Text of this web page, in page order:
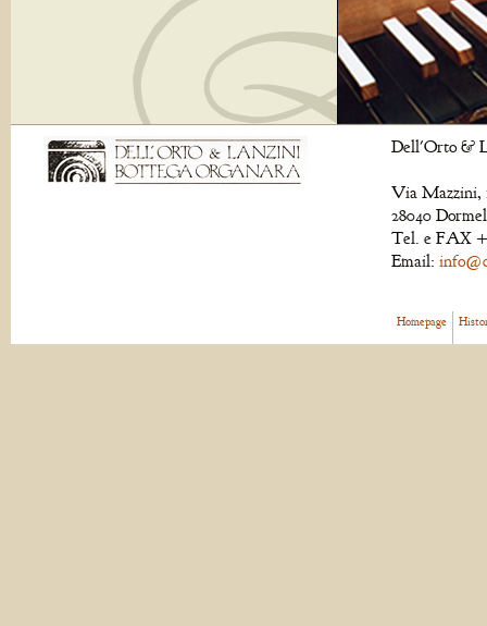
Dell'Orto &
Via Mazzini,
28040
Tel. e FAX
Email:
Homepage